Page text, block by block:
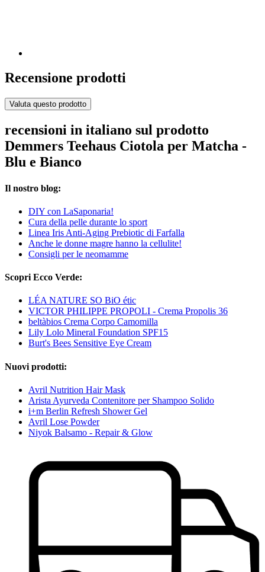
Recensione prodotti
Valuta questo prodotto
recensioni in italiano sul prodotto
Demmers Teehaus Ciotola per Matcha -
Blu e Bianco
Il nostro blog:
DIY con LaSaponaria!
Cura della pelle durante lo sport
Linea Iris Anti-Aging Prebiotic di Farfalla
Anche le donne magre hanno la cellulite!
Consigli per le neomamme
Scopri Ecco Verde:
LÉA NATURE SO BiO étic
VICTOR PHILIPPE PROPOLI - Crema Propolis 36
beltàbios Crema Corpo Camomilla
Lily Lolo Mineral Foundation SPF15
Burt's Bees Sensitive Eye Cream
Nuovi prodotti:
Avril Nutrition Hair Mask
Arista Ayurveda Contenitore per Shampoo Solido
i+m Berlin Refresh Shower Gel
Avril Lose Powder
Niyok Balsamo - Repair & Glow